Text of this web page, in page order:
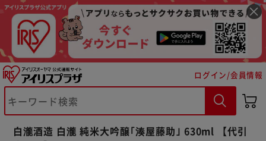
ログイン/会員情報
白瀧酒造 白瀧 純米大吟醸｢湊屋藤助｣ 630ml 【代引
※ご確認ください